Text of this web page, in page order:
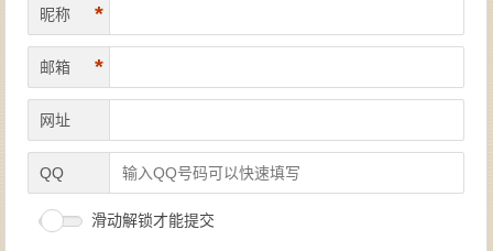
昵称 *
邮箱 *
网址
QQ
滑动解锁才能提交